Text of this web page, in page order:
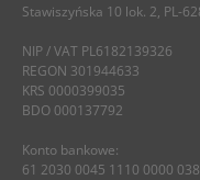
Stawiszyńska 10 lok. 2, PL-
NIP / VAT PL6182139326
REGON 301944633
KRS 0000399035
BDO 000137792
Konto bankowe:
61 2030 0045 1110 0000